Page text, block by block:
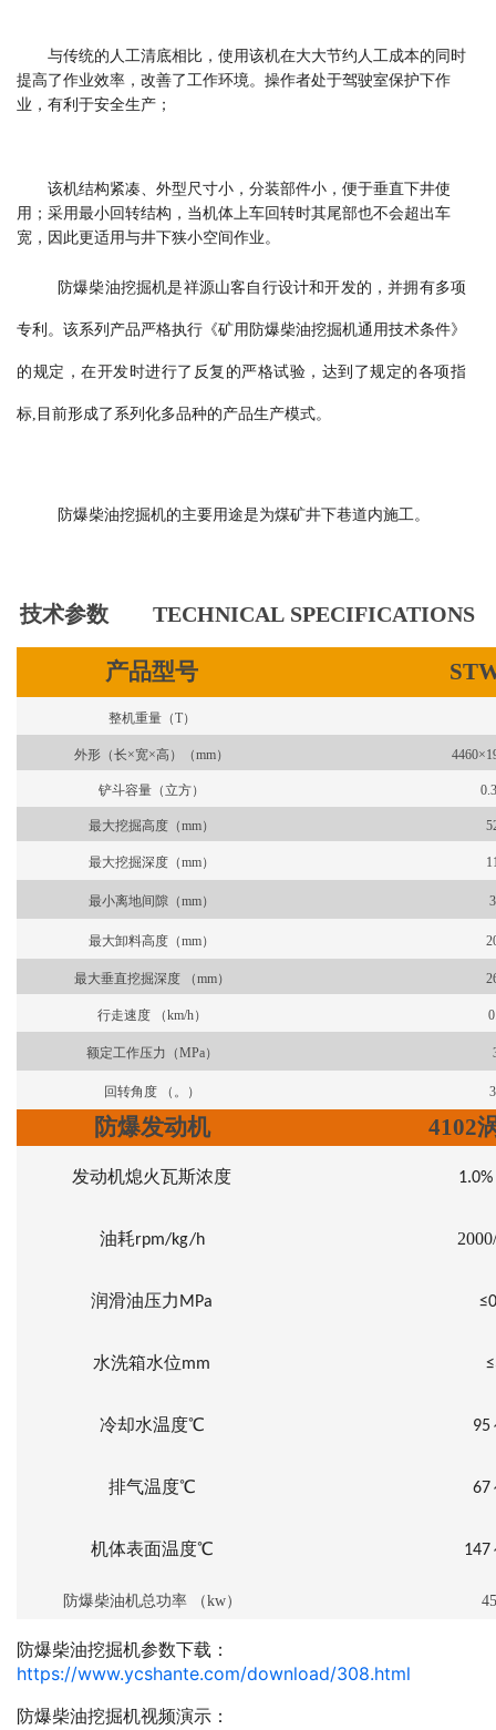
与传统的人工清底相比，使用该机在大大节约人工成本的同时
提高了作业效率，改善了工作环境。操作者处于驾驶室保护下作
业，有利于安全生产；
该机结构紧凑、外型尺寸小，分装部件小，便于垂直下井使
用；采用最小回转结构，当机体上车回转时其尾部也不会超出车
宽，因此更适用与井下狭小空间作业。
防爆柴油挖掘机是祥源山客 自行设计和开发的，并拥有多项
专利。该系列产品严格执行《矿用防爆柴油挖掘机通用技术条件》
的规定，在开发时进行了反复的严格试验，达到了规定的各项指
标 ,目前形成了系列化多品种的产品生产模式。
防爆柴油挖掘机的主要用途是为煤矿井下巷道内施工 。
技术参数 TECHNICAL SPECIFICATIONS
产品型号
整机重量（T）
外形 （长×宽×高） （mm） 4460×1
铲斗容量 （立方）
最大挖掘高度 （mm）
最大挖掘深度 （mm）
最小离地间隙 （mm）
最大卸料高度 （mm）
最大垂直挖掘深度（mm）
行走速度（km/h）
额定工作压力 （MPa）
回转角度（ 。 ）
防爆发动机 4102
发动机熄火瓦斯浓度 1.0%
油耗rpm/kg/h 2000
润滑油压力 MPa
水洗箱水位mm
冷却水温度℃ 95
排气温度℃ 67
机体表面温度℃ 147
防爆柴油机总功率（kw）
防爆柴油挖掘机参数下载：
https://www.ycshante.com/download/308.html
防爆柴油挖掘机视频演示：